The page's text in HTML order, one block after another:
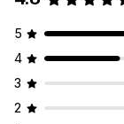
5
4
3
2